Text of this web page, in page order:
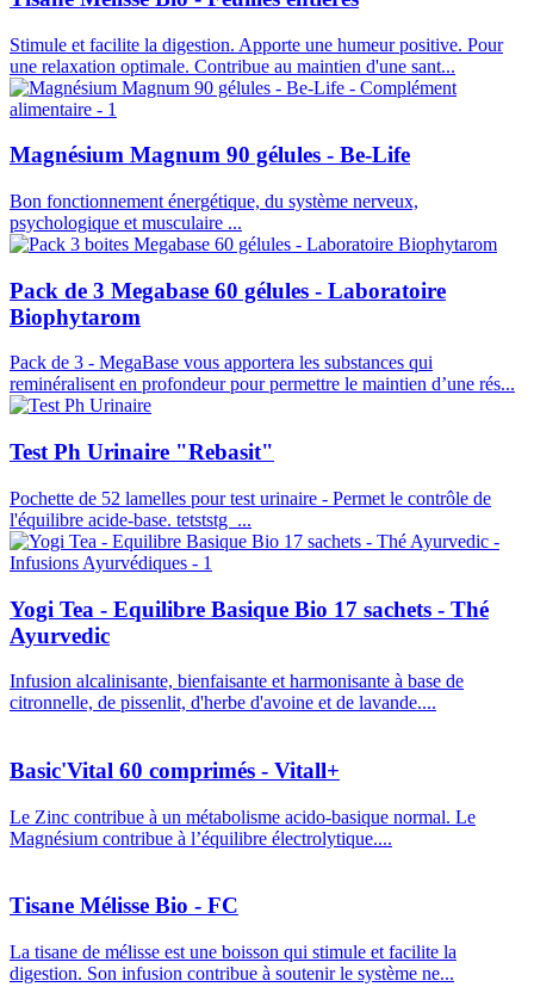
Stimule et facilite la digestion. Apporte une humeur positive. Pour
une relaxation optimale. Contribue au maintien d'une sant...
Magnésium Magnum 90 gélules - Be-Life
Bon fonctionnement énergétique, du système nerveux,
psychologique et musculaire ...
Pack de 3 Megabase 60 gélules - Laboratoire
Biophytarom
Pack de 3 - MegaBase vous apportera les substances qui
reminéralisent en profondeur pour permettre le maintien d’une rés...
Test Ph Urinaire "Rebasit"
Pochette de 52 lamelles pour test urinaire - Permet le contrôle de
l'équilibre acide-base. tetststg ...
Yogi Tea - Equilibre Basique Bio 17 sachets - Thé
Ayurvedic
Infusion alcalinisante, bienfaisante et harmonisante à base de
citronnelle, de pissenlit, d'herbe d'avoine et de lavande....
Basic'Vital 60 comprimés - Vitall+
Le Zinc contribue à un métabolisme acido-basique normal. Le
Magnésium contribue à l’équilibre électrolytique....
Tisane Mélisse Bio - FC
La tisane de mélisse est une boisson qui stimule et facilite la
digestion. Son infusion contribue à soutenir le système ne...